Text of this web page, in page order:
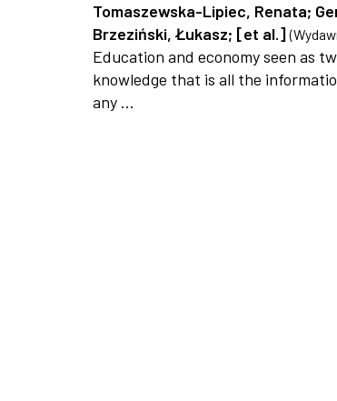
Tomaszewska-Lipiec, Renata;
Brzeziński, Łukasz; [et al.] (
Education and economy seen as
knowledge that is all the
any ...